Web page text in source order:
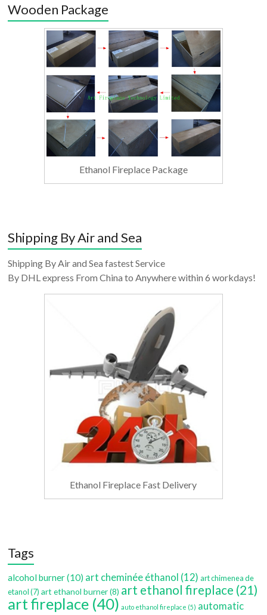
Wooden Package
Ethanol Fireplace Package
Shipping By Air and Sea
Shipping By Air and Sea fastest Service
By DHL express From China to Anywhere within 6 workdays!
Ethanol Fireplace Fast Delivery
Tags
alcohol burner(10) art cheminée éthanol (12) art chimenea de
etanol(7) art ethanol burner(8) art ethanol fireplace (21)
art fireplace (40) auto ethanol fireplace (5) automatic